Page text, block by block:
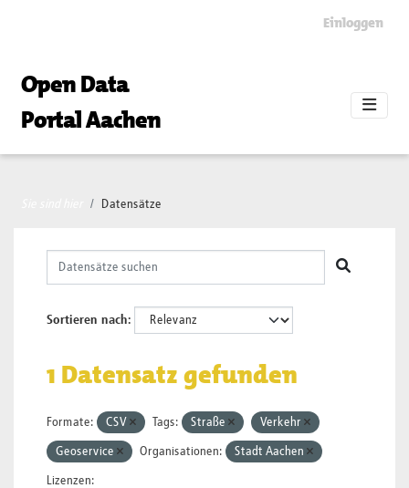
Einloggen
Open Data
Portal Aachen
Datensätze
Sortieren nach
1 Datensatz gefunden
Formate: CSV Tags: Straße Verkehr
Geoservice Organisationen: Stadt Aachen
Lizenzen: